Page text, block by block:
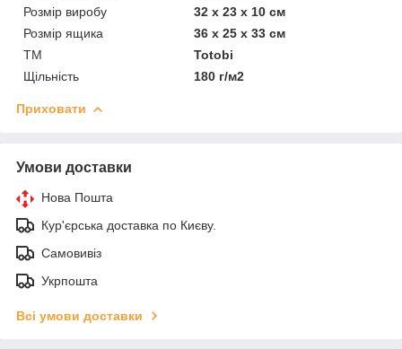
Розмір виробу
32 х 23 х 10 см
Розмір ящика
36 х 25 х 33 см
ТМ
Totobi
Щільність
180 г/м2
Приховати
Умови доставки
Нова Пошта
Кур'єрська доставка по Києву.
Самовивіз
Укрпошта
Всі умови доставки